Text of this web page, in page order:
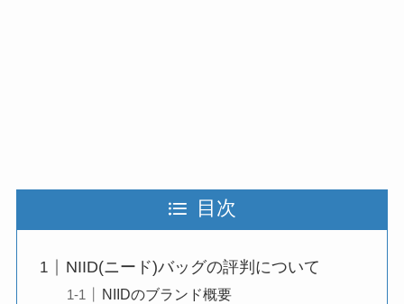
目次
NIID(ニード)バッグの評判について
NIIDのブランド概要